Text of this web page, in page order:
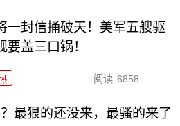
一封信捅破天！美军五艘驱
要盖三口锅！
阅读 6858
最狠的还没来，最骚的来了